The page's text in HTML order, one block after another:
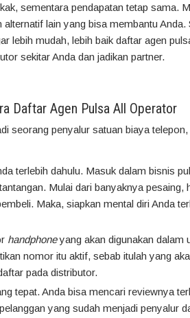
sementara pendapatan tetap sama.
alternatif lain yang bisa membantu
lebih mudah, lebih baik daftar agen
sekitar Anda dan jadikan partner.
Daftar Agen Pulsa All Operator
seorang penyalur satuan biaya
terlebih dahulu. Masuk dalam bisnis
Mulai dari banyaknya pesaing,
Maka, siapkan mental diri Anda
handphoneyang akan digunakan dalam
nomor itu aktif, sebab itulah yang
pada distributor.
tepat. Anda bisa mencari reviewnya
yang sudah menjadi penyalur